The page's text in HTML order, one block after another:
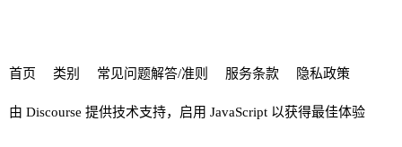
首页 类别 常见问题解答/准则 服务条款 隐私政策
由 Discourse 提供技术支持，启用 JavaScript 以获得最佳体验